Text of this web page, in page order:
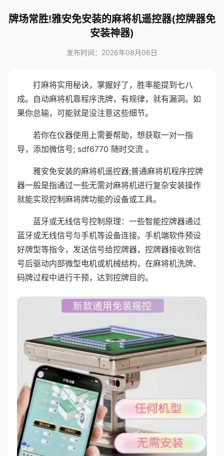
牌场常胜!雅安免安装的麻将机遥控器(控牌器免
安装神器)
发布时间：2026年08月06日
打麻将实用秘诀，掌握好了，胜率能提到七八
成。自动麻将机靠程序洗牌，有规律，就有漏洞。如
果你总输，可能就是没注意这些细节。
若你在仪器使用上需要帮助，想获取一对一指
导，添加微信号; sdf6770 随时交流 。
雅安免安装的麻将机遥控器;普通麻将机程序控牌
器一般是指通过一些无需对麻将机进行复杂安装操作
就能实现控制麻将牌功能的设备或工具。
蓝牙或无线信号控制原理：一些智能控牌器通过
蓝牙或无线信号与手机等设备连接。手机端软件预设
好牌型等指令，发送信号给控牌器，控牌器接收到信
号后驱动内部微型电机或机械结构，在麻将机洗牌、
码牌过程中进行干预，达到控牌目的。